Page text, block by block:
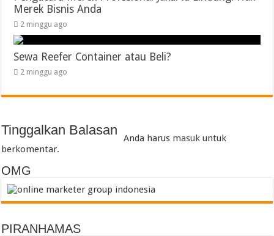
Merek Bisnis Anda
2 minggu ago
Sewa Reefer Container atau Beli?
2 minggu ago
Tinggalkan Balasan
Anda harus masuk untuk
berkomentar.
OMG
PIRANHAMAS